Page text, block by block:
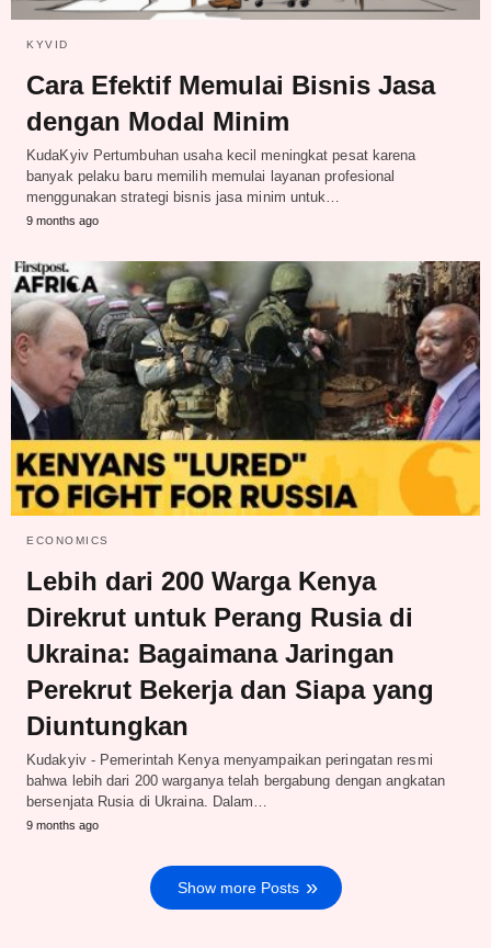
KYVID
Cara Efektif Memulai Bisnis Jasa
dengan Modal Minim
KudaKyiv Pertumbuhan usaha kecil meningkat pesat karena
banyak pelaku baru memilih memulai layanan profesional
menggunakan strategi bisnis jasa minim untuk…
9 months ago
ECONOMICS
Lebih dari 200 Warga Kenya
Direkrut untuk Perang Rusia di
Ukraina: Bagaimana Jaringan
Perekrut Bekerja dan Siapa yang
Diuntungkan
Kudakyiv - Pemerintah Kenya menyampaikan peringatan resmi
bahwa lebih dari 200 warganya telah bergabung dengan angkatan
bersenjata Rusia di Ukraina. Dalam…
9 months ago
Show more Posts